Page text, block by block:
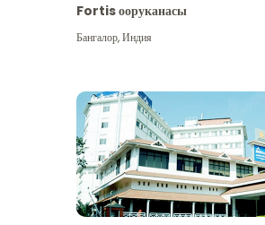
Fortis ооруканасы
Бангалор,Индия